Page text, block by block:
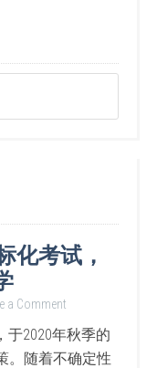
化考试，
a Comment
于2020年秋季的
。随着不确定性